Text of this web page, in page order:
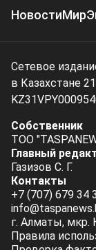
НовостиМир
Сетевое
в Казахстане
Собственник
ТОО
Главный
Газизов С. Г.
Контакты
+7 (707) 679 34
г. Алматы, мкр.
Правила